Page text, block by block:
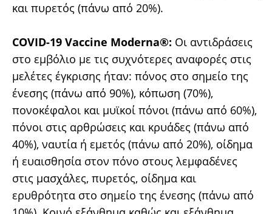
και πυρετός (πάνω από 20%).
COVID-19 Vaccine Moderna®: Οι αντιδράσεις
στο εμβόλιο με τις συχνότερες αναφορές στις
μελέτες έγκρισης ήταν: πόνος στο σημείο της
ένεσης (πάνω από 90%), κόπωση (70%),
πονοκέφαλοι και μυϊκοί πόνοι (πάνω από 60%),
πόνοι στις αρθρώσεις και κρυάδες (πάνω από
40%), ναυτία ή εμετός (πάνω από 20%), οίδημα
ή ευαισθησία στον πόνο στους λεμφαδένες
στις μασχάλες, πυρετός, οίδημα και
ερυθρότητα στο σημείο της ένεσης (πάνω από